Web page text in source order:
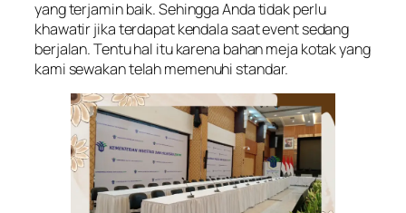
yang terjamin baik. Sehingga Anda tidak perlu
khawatir jika terdapat kendala saat event sedang
berjalan. Tentu hal itu karena bahan meja kotak yang
kami sewakan telah memenuhi standar.